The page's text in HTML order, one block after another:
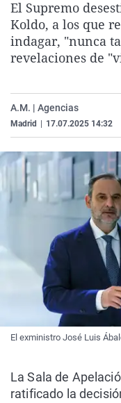
El Supremo
Koldo, a los que
indagar, "nunca
revelaciones de
A.M. | Agencias
Madrid 17.07.2025 14:32
El exministro José Luis
La Sala de
ratificado la